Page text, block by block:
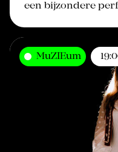
een bijzondere
MuZIEum